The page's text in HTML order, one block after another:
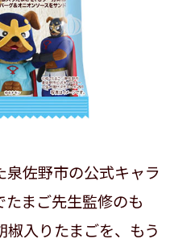
佐野市の公式キャラ
まご先生監修のも
入りたまごを、もう